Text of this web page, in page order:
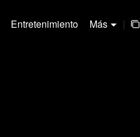
Entretenimiento Más |